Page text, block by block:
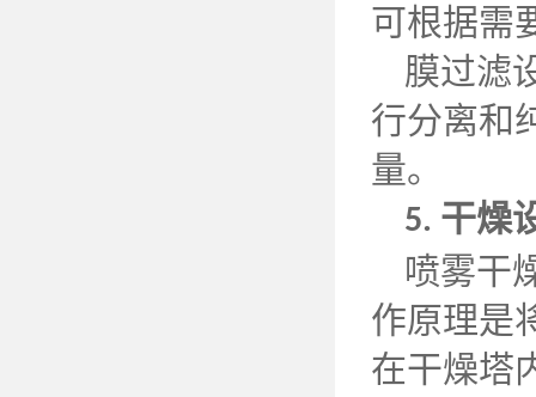
可根据需
膜过滤
行分离和
量。
5. 干燥
喷雾干
作原理是
在干燥塔